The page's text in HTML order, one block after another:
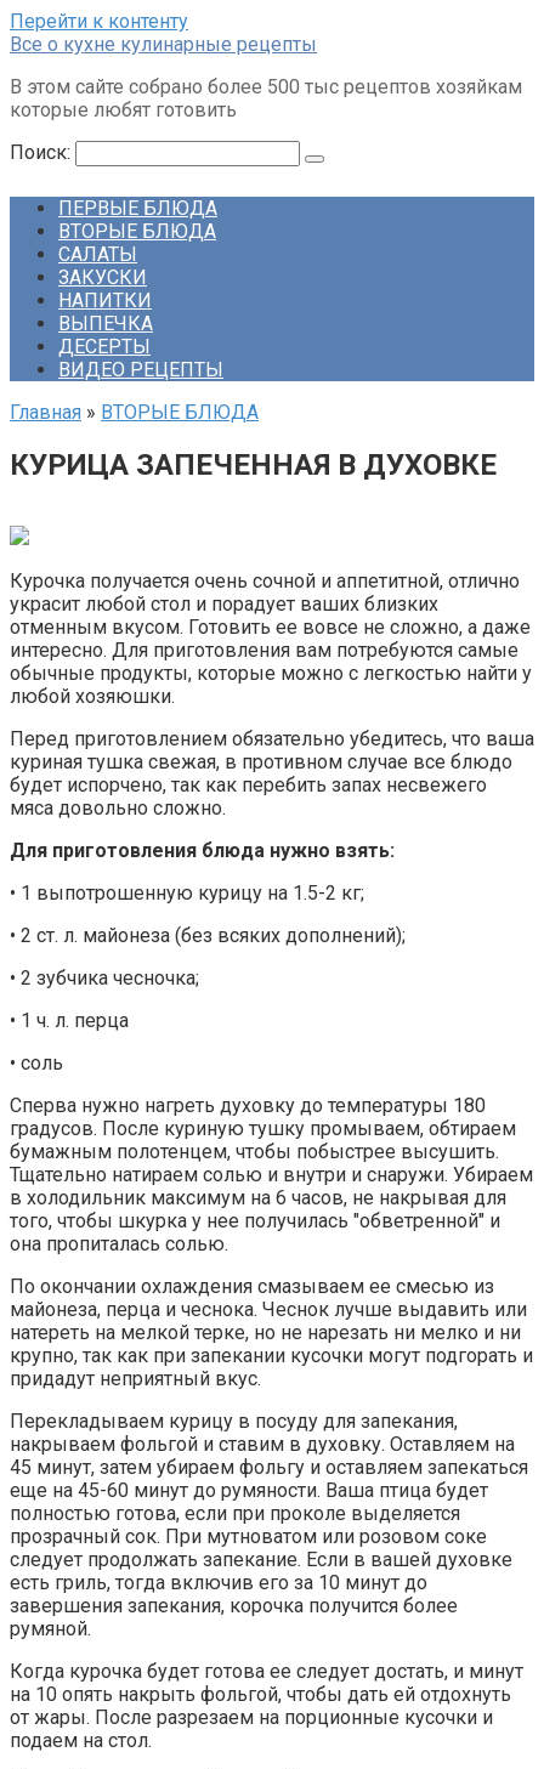
Перейти к контенту
Все о кухне кулинарные рецепты
В этом сайте собрано более 500 тыс рецептов хозяйкам
которые любят готовить
Поиск:
ПЕРВЫЕ БЛЮДА
ВТОРЫЕ БЛЮДА
САЛАТЫ
ЗАКУСКИ
НАПИТКИ
ВЫПЕЧКА
ДЕСЕРТЫ
ВИДЕО РЕЦЕПТЫ
Главная » ВТОРЫЕ БЛЮДА
КУРИЦА ЗАПЕЧЕННАЯ В ДУХОВКЕ
Курочка получается очень сочной и аппетитной, отлично
украсит любой стол и порадует ваших близких
отменным вкусом. Готовить ее вовсе не сложно, а даже
интересно. Для приготовления вам потребуются самые
обычные продукты, которые можно с легкостью найти у
любой хозяюшки.
Перед приготовлением обязательно убедитесь, что ваша
куриная тушка свежая, в противном случае все блюдо
будет испорчено, так как перебить запах несвежего
мяса довольно сложно.
Для приготовления блюда нужно взять:
• 1 выпотрошенную курицу на 1.5-2 кг;
• 2 ст. л. майонеза (без всяких дополнений);
• 2 зубчика чесночка;
• 1 ч. л. перца
• соль
Сперва нужно нагреть духовку до температуры 180
градусов. После куриную тушку промываем, обтираем
бумажным полотенцем, чтобы побыстрее высушить.
Тщательно натираем солью и внутри и снаружи. Убираем
в холодильник максимум на 6 часов, не накрывая для
того, чтобы шкурка у нее получилась "обветренной" и
она пропиталась солью.
По окончании охлаждения смазываем ее смесью из
майонеза, перца и чеснока. Чеснок лучше выдавить или
натереть на мелкой терке, но не нарезать ни мелко и ни
крупно, так как при запекании кусочки могут подгорать и
придадут неприятный вкус.
Перекладываем курицу в посуду для запекания,
накрываем фольгой и ставим в духовку. Оставляем на
45 минут, затем убираем фольгу и оставляем запекаться
еще на 45-60 минут до румяности. Ваша птица будет
полностью готова, если при проколе выделяется
прозрачный сок. При мутноватом или розовом соке
следует продолжать запекание. Если в вашей духовке
есть гриль, тогда включив его за 10 минут до
завершения запекания, корочка получится более
румяной.
Когда курочка будет готова ее следует достать, и минут
на 10 опять накрыть фольгой, чтобы дать ей отдохнуть
от жары. После разрезаем на порционные кусочки и
подаем на стол.